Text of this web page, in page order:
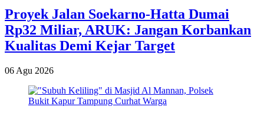
Proyek Jalan Soekarno-Hatta Dumai
Rp32 Miliar, ARUK: Jangan Korbankan
Kualitas Demi Kejar Target
06 Agu 2026